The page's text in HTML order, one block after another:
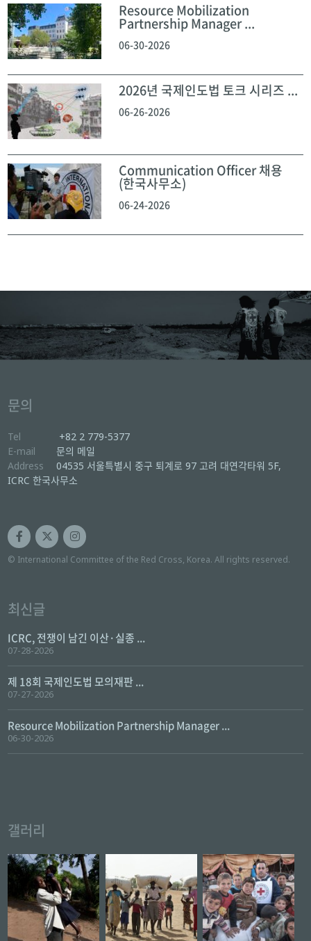
Resource Mobilization
Partnership Manager ...
06-30-2026
2026년 국제인도법 토크 시리즈 ...
06-26-2026
Communication Officer 채용
(한국사무소)
06-24-2026
문의
Tel
+82 2 779-5377
E-mail
문의 메일
Address
04535 서울특별시 중구 퇴계로 97 고려 대연각타워 5F,
ICRC 한국사무소
© International Committee of the Red Cross, Korea. All rights reserved.
최신글
ICRC, 전쟁이 남긴 이산·실종 ...
07-28-2026
제 18회 국제인도법 모의재판 ...
07-27-2026
Resource Mobilization Partnership Manager ...
06-30-2026
갤러리